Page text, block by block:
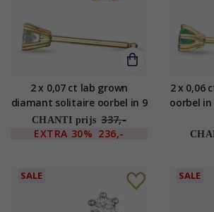
2 x 0,07 ct lab grown
diamant solitaire oorbel in 9
karaat goud met lab grown
diamant
CHANTI prijs 337,-
EXTRA 30% 236,-
2 x 0,06
oorbel
SALE SALE